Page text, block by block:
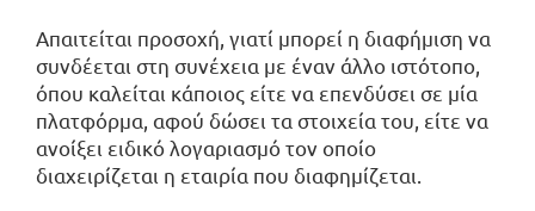
Απαιτείται προσοχή, γιατί μπορεί η διαφήμιση να
συνδέεται στη συνέχεια με έναν άλλο ιστότοπο,
όπου καλείται κάποιος είτε να επενδύσει σε μία
πλατφόρμα, αφού δώσει τα στοιχεία του, είτε να
ανοίξει ειδικό λογαριασμό τον οποίο
διαχειρίζεται η εταιρία που διαφημίζεται.